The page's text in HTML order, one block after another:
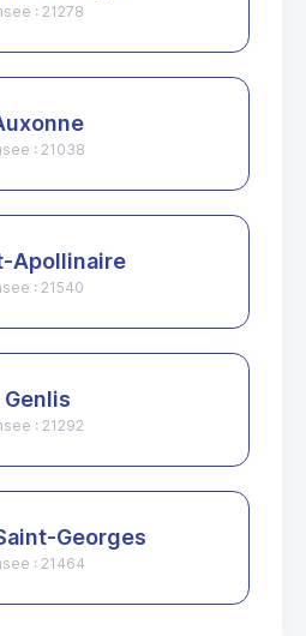
: 21278
: 21038
Apollinaire
: 21540
Genlis
: 21292
Georges
: 21464